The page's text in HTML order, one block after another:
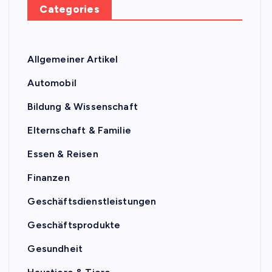
Categories
Allgemeiner Artikel
Automobil
Bildung & Wissenschaft
Elternschaft & Familie
Essen & Reisen
Finanzen
Geschäftsdienstleistungen
Geschäftsprodukte
Gesundheit